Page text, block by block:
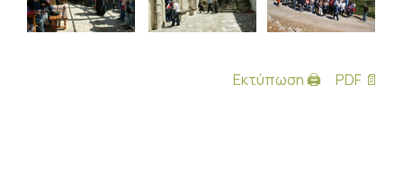
Εκτύπωση 🖨 PDF 📄